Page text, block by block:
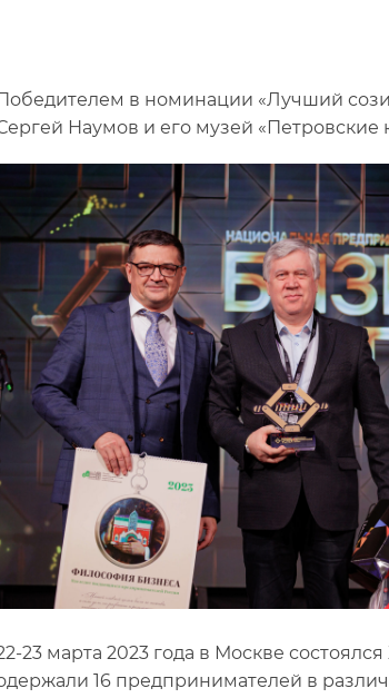
в номинации «Лучший
Наумов и его музей «Петровские
23 марта 2023 года в Москве
16 предпринимателей в